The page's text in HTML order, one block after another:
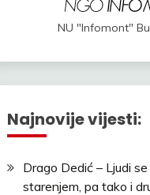
NU "Infomont"
Najnovije vijesti:
Drago Dedić – Ljudi
starenjem, pa tako i